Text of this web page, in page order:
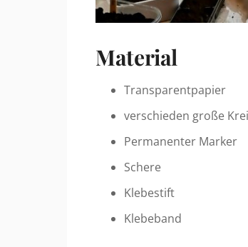
Material
Transparentpapier
verschieden große
Permanenter Marker
Schere
Klebestift
Klebeband